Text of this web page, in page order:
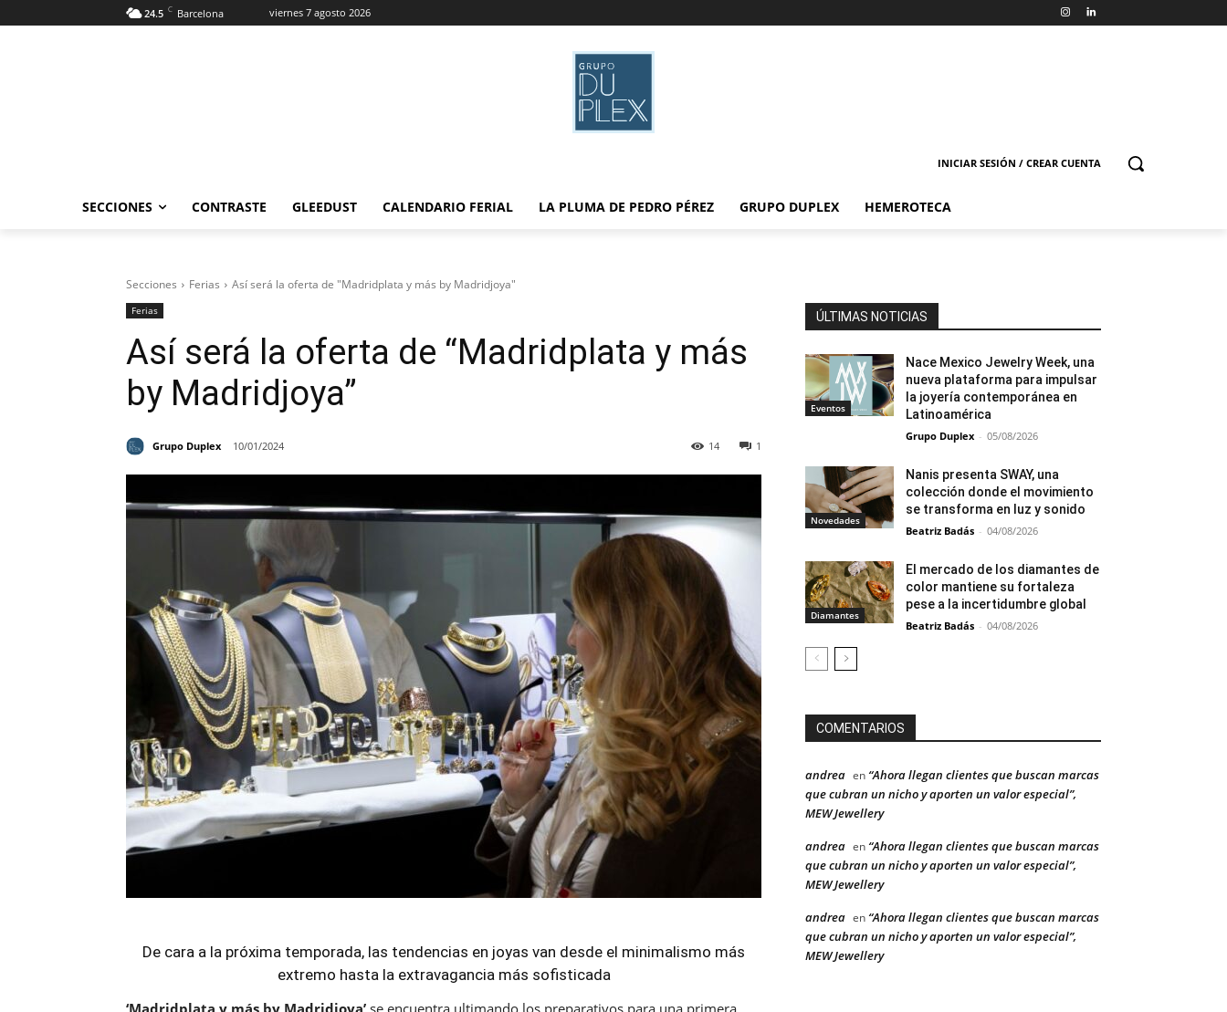
24.5 C Barcelona viernes 7 agosto 2026
INICIAR SESIÓN / CREAR CUENTA
SECCIONES CONTRASTE GLEEDUST CALENDARIO FERIAL LA PLUMA DE PEDRO PÉREZ GRUPO DUPLEX HEMEROTECA
Secciones Ferias Así será la oferta de "Madridplata y más by Madridjoya"
Ferias
Así será la oferta de “Madridplata y más
by Madridjoya”
Grupo Duplex 10/01/2024 1
14
De cara a la próxima temporada, las tendencias en joyas van desde el minimalismo más
extremo hasta la extravagancia más sofisticada
ÚLTIMAS NOTICIAS
Eventos
Nace Mexico Jewelry Week, una
nueva plataforma para impulsar
la joyería contemporánea en
Latinoamérica
Grupo Duplex - 05/08/2026
Novedades
Nanis presenta SWAY, una
colección donde el movimiento
se transforma en luz y sonido
Beatriz Badás - 04/08/2026
Diamantes
El mercado de los diamantes de
color mantiene su fortaleza
pese a la incertidumbre global
Beatriz Badás - 04/08/2026
COMENTARIOS
andrea en “Ahora llegan clientes que buscan marcas
que cubran un nicho y aporten un valor especial”,
MEW Jewellery
andrea en “Ahora llegan clientes que buscan marcas
que cubran un nicho y aporten un valor especial”,
MEW Jewellery
andrea en “Ahora llegan clientes que buscan marcas
que cubran un nicho y aporten un valor especial”,
MEW Jewellery